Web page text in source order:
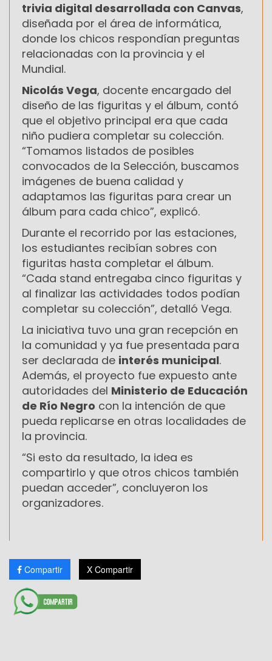
trivia digital desarrollada con Canvas,
diseñada por el área de informática,
donde los chicos respondían preguntas
relacionadas con la provincia y el
Mundial.
Nicolás Vega, docente encargado del
diseño de las figuritas y el álbum, contó
que el objetivo principal era que cada
niño pudiera completar su colección.
“Tomamos listados de posibles
convocados de la Selección, buscamos
imágenes de buena calidad y
adaptamos las figuritas para crear un
álbum para cada chico”, explicó.
Durante el recorrido por las estaciones,
los estudiantes recibían sobres con
figuritas hasta completar el álbum.
“Cada stand entregaba cinco figuritas y
al finalizar las actividades todos podían
completar su colección”, detalló Vega.
La iniciativa tuvo una gran recepción en
la comunidad y ya fue presentada para
ser declarada de interés municipal.
Además, el proyecto fue expuesto ante
autoridades del Ministerio de Educación
de Río Negro con la intención de que
pueda replicarse en otras localidades de
la provincia.
“Si esto da resultado, la idea es
compartirlo y que otros chicos también
puedan acceder”, concluyeron los
organizadores.
Compartir X Compartir